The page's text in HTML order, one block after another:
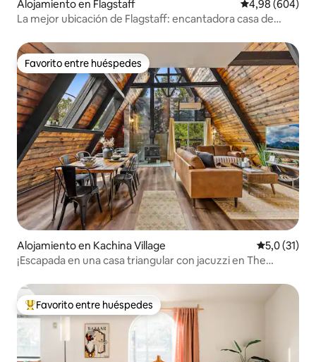
Alojamiento en Flagstaff Calificación
4,98 (604)
La mejor ubicación de Flagstaff: encantadora casa de
Favorito entre huéspedes
Favorito entre huéspedes
Alojamiento en Kachina Village Calificación
5,0 (31)
¡Escapada en una casa triangular con jacuzzi en The
Favorito entre los huéspedes más destacados
Favorito entre huéspedes